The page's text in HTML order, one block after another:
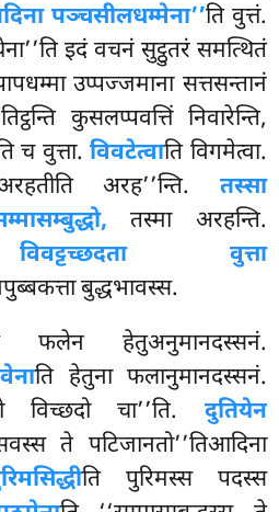
पञ्चसीलधम्मेना’’ति वुत्तं.
इदं वचनं सुट्ठुतरं समत्थितं
उप्पज्जमाना सत्तसन्तानं
कुसलप्पवत्तिं निवारेन्ति,
च वुत्ता.विवटेत्वाति विगमेत्वा.
अरह’’न्ति. तस्सा
तस्मा अरहन्ति.
वुत्ता
बुद्धभावस्स.
फलेन हेतुअनुमानदस्सनं.
ति हेतुना फलानुमानदस्सनं.
विच्छदो चा’’ति. दुतियेन
ते पटिजानतो’’तिआदिना
ति पुरिमस्स पदस्स